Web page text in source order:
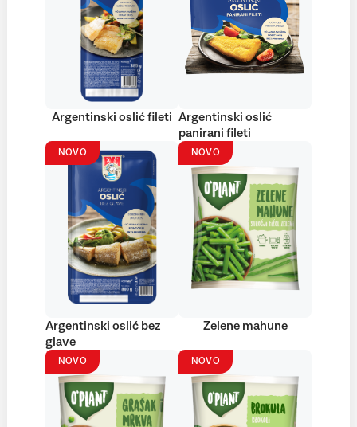
Argentinski oslić fileti Argentinski oslić
panirani fileti
NOVO
Argentinski oslić bez
glave
NOVO
Zelene mahune
NOVO NOVO